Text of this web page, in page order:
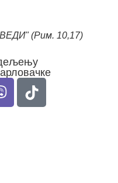
(Рим. 10,17)